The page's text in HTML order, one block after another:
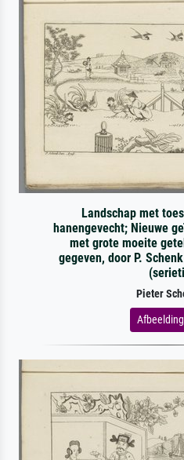
Landschap met
hanengevecht; Nieuwe
met grote moeite
gegeven, door P.
Pieter